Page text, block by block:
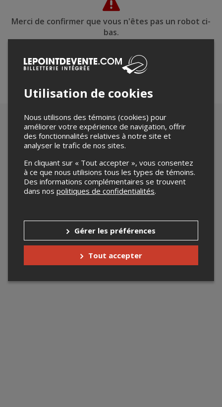
Merci de confirmer que vous n'êtes pas un robot ci-
bas.
Utilisation de cookies
Nous utilisons des témoins (cookies) pour
améliorer votre expérience de navigation, offrir
des fonctionnalités relatives à notre site et
analyser le trafic de nos sites.
En cliquant sur « Tout accepter », vous consentez
à ce que nous utilisions tous les types de témoins.
Des informations complémentaires se trouvent
dans nos politiques de confidentialités.
Gérer les préférences
Tout accepter